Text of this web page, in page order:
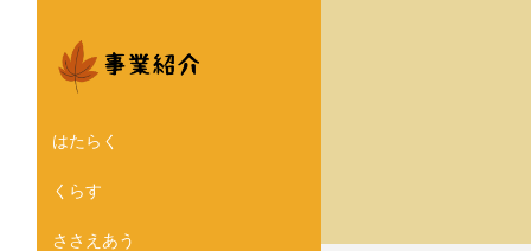
はたらく
くらす
ささえあう